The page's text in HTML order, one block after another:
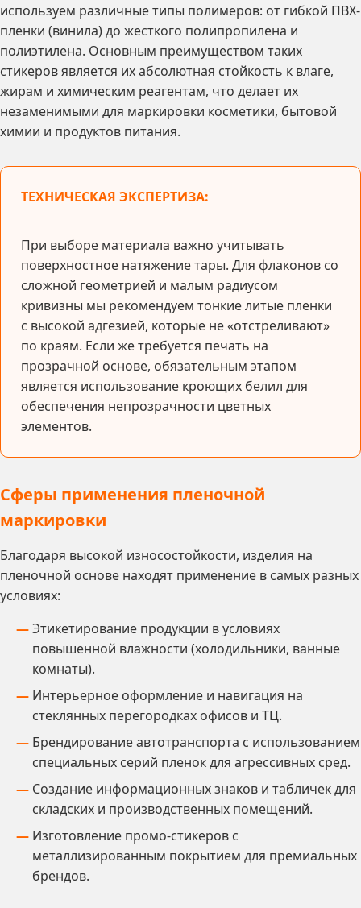
используем различные типы полимеров: от гибкой ПВХ-
пленки (винила) до жесткого полипропилена и
полиэтилена. Основным преимуществом таких
стикеров является их абсолютная стойкость к влаге,
жирам и химическим реагентам, что делает их
незаменимыми для маркировки косметики, бытовой
химии и продуктов питания.
ТЕХНИЧЕСКАЯ ЭКСПЕРТИЗА:
При выборе материала важно учитывать
поверхностное натяжение тары. Для флаконов со
сложной геометрией и малым радиусом
кривизны мы рекомендуем тонкие литые пленки
с высокой адгезией, которые не «отстреливают»
по краям. Если же требуется печать на
прозрачной основе, обязательным этапом
является использование кроющих белил для
обеспечения непрозрачности цветных
элементов.
Сферы применения пленочной
маркировки
Благодаря высокой износостойкости, изделия на
пленочной основе находят применение в самых разных
условиях:
Этикетирование продукции в условиях
повышенной влажности (холодильники, ванные
комнаты).
Интерьерное оформление и навигация на
стеклянных перегородках офисов и ТЦ.
Брендирование автотранспорта с использованием
специальных серий пленок для агрессивных сред.
Создание информационных знаков и табличек для
складских и производственных помещений.
Изготовление промо-стикеров с
металлизированным покрытием для премиальных
брендов.